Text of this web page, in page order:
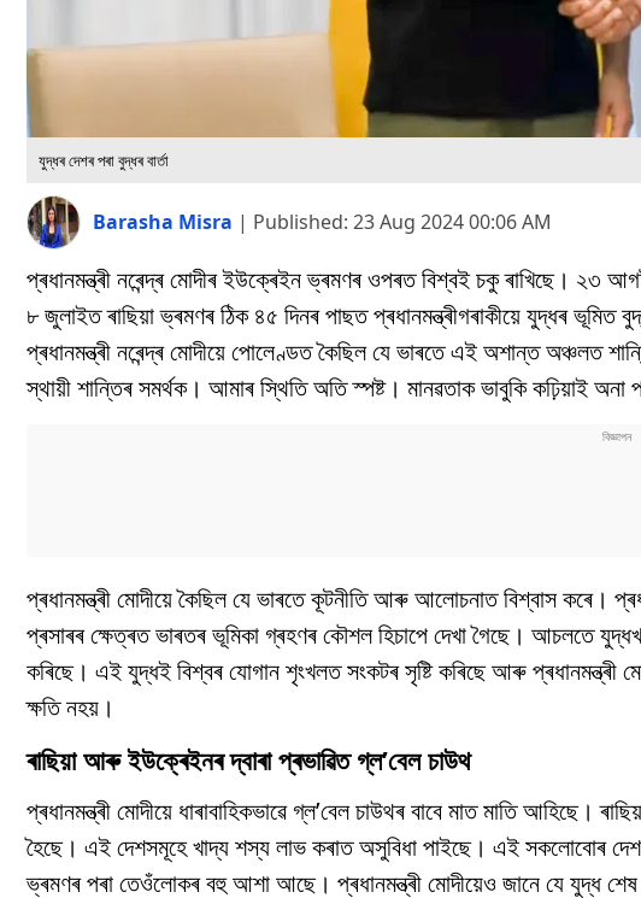
যুদ্ধৰ দেশৰ পৰা বুদ্ধৰ বাৰ্তা
Barasha Misra | Published: 23 Aug 2024 00:06 AM
প্ৰধানমন্ত্ৰী নৰেন্দ্ৰ মোদীৰ ইউক্ৰেইন ভ্ৰমণৰ ওপৰত বিশ্বই চকু ৰাখিছে। ২৩
৮ জুলাইত ৰাছিয়া ভ্ৰমণৰ ঠিক ৪৫ দিনৰ পাছত প্ৰধানমন্ত্ৰীগৰাকীয়ে যুদ্ধৰ
প্ৰধানমন্ত্ৰী নৰেন্দ্ৰ মোদীয়ে পোলেণ্ডত কৈছিল যে ভাৰতে এই অশান্ত অঞ্চলত
স্থায়ী শান্তিৰ সমৰ্থক। আমাৰ স্থিতি অতি স্পষ্ট। মানৱতাক ভাবুকি কঢ়িয়াই
প্ৰধানমন্ত্ৰী মোদীয়ে কৈছিল যে ভাৰতে কূটনীতি আৰু আলোচনাত বিশ্বাস কৰে।
প্ৰসাৰৰ ক্ষেত্ৰত ভাৰতৰ ভূমিকা গ্ৰহণৰ কৌশল হিচাপে দেখা গৈছে। আচলতে
কৰিছে। এই যুদ্ধই বিশ্বৰ যোগান শৃংখলত সংকটৰ সৃষ্টি কৰিছে আৰু প্ৰধানমন্ত্ৰী
ক্ষতি নহয়।
ৰাছিয়া আৰু ইউক্ৰেইনৰ দ্বাৰা প্ৰভাৱিত গ্ল’বেল চাউথ
প্ৰধানমন্ত্ৰী মোদীয়ে ধাৰাবাহিকভাৱে গ্ল’বেল চাউথৰ বাবে মাত মাতি আহিছে।
হৈছে। এই দেশসমূহে খাদ্য শস্য লাভ কৰাত অসুবিধা পাইছে। এই সকলোবোৰ
ভ্ৰমণৰ পৰা তেওঁলোকৰ বহু আশা আছে। প্ৰধানমন্ত্ৰী মোদীয়েও জানে যে যুদ্ধ শেষ